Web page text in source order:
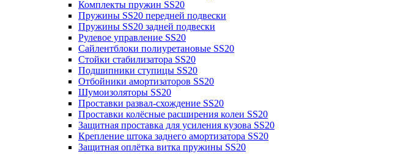
Комплекты пружин SS20
Пружины SS20 передней подвески
Пружины SS20 задней подвески
Рулевое управление SS20
Сайлентблоки полиуретановые SS20
Стойки стабилизатора SS20
Подшипники ступицы SS20
Отбойники амортизаторов SS20
Шумоизоляторы SS20
Проставки развал-схождение SS20
Проставки колёсные расширения колеи SS20
Защитная проставка для усиления кузова SS20
Крепление штока заднего амортизатора SS20
Защитная оплётка витка пружины SS20